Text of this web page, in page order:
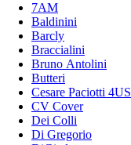
7AM
Baldinini
Barcly
Braccialini
Bruno Antolini
Butteri
Cesare Paciotti 4US
CV Cover
Dei Colli
Di Gregorio